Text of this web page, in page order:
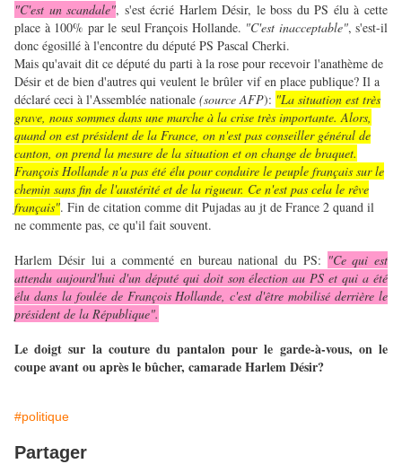
"C'est un scandale", s'est écrié Harlem Désir, le boss du PS élu à cette
place à 100% par le seul François Hollande. "C'est inacceptable", s'est-il
donc égosillé à l'encontre du député PS Pascal Cherki.
Mais qu'avait dit ce député du parti à la rose pour recevoir l'anathème de
Désir et de bien d'autres qui veulent le brûler vif en place publique? Il a
déclaré ceci à l'Assemblée nationale (source AFP): "La situation est très
grave, nous sommes dans une marche à la crise très importante. Alors,
quand on est président de la France, on n'est pas conseiller général de
canton, on prend la mesure de la situation et on change de braquet.
François Hollande n'a pas été élu pour conduire le peuple français sur le
chemin sans fin de l'austérité et de la rigueur. Ce n'est pas cela le rêve
français". Fin de citation comme dit Pujadas au jt de France 2 quand il
ne commente pas, ce qu'il fait souvent.
Harlem Désir lui a commenté en bureau national du PS: "Ce qui est
attendu aujourd'hui d'un député qui doit son élection au PS et qui a été
élu dans la foulée de François Hollande, c'est d'être mobilisé derrière le
président de la République".
Le doigt sur la couture du pantalon pour le garde-à-vous, on le
coupe avant ou après le bûcher, camarade Harlem Désir?
#politique
Partager